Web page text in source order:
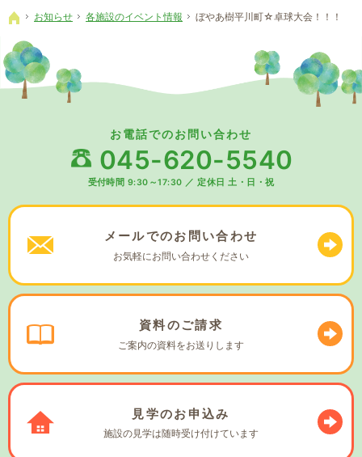
ホーム
お知らせ 各施設のイベント情報 ぼやあ樹平川町☆卓球大会！！！
お電話でのお問い合わせ
045-620-5540
受付時間 9:30～17:30 ／ 定休日 土・日・祝
メールでのお問い合わせ
お気軽にお問い合わせください
資料のご請求
ご案内の資料をお送りします
見学のお申込み
施設の見学は随時受け付けています